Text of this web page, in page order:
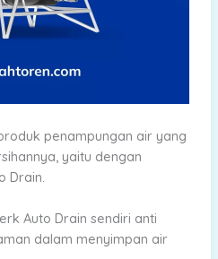
penampungan air yang
yaitu dengan
Drain.
Auto Drain sendiri anti
dalam menyimpan air